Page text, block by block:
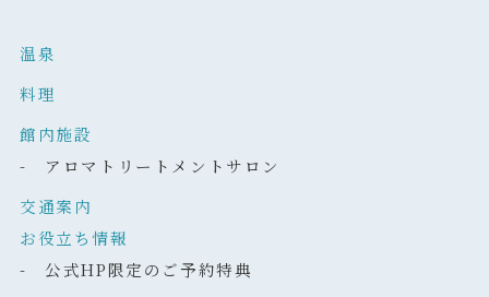
温泉
料理
館内施設
- アロマトリートメントサロン
交通案内
お役立ち情報
- 公式HP限定のご予約特典